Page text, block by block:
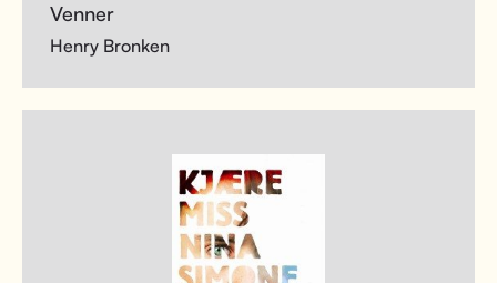
Venner
Henry Bronken